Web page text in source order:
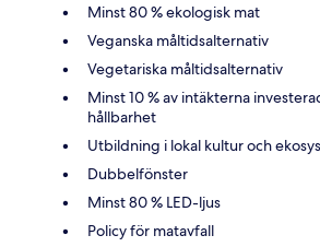
Minst 80 % ekologisk mat
Veganska måltidsalternativ
Vegetariska måltidsalternativ
Minst 10 % av intäkterna
hållbarhet
Utbildning i lokal kultur och
Dubbelfönster
Minst 80 % LED-ljus
Policy för matavfall